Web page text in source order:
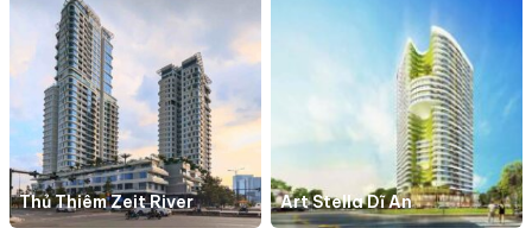
Thủ Thiêm Zeit River Art Stella Dĩ An